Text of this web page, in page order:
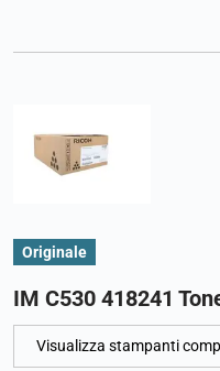
Originale
IM C530 418241
Visualizza stampanti